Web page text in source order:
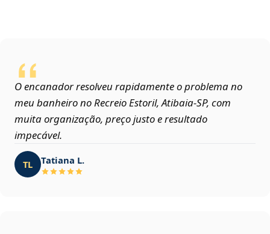
O encanador resolveu rapidamente o problema no
meu banheiro no Recreio Estoril, Atibaia‑SP, com
muita organização, preço justo e resultado
impecável.
TL Tatiana L.